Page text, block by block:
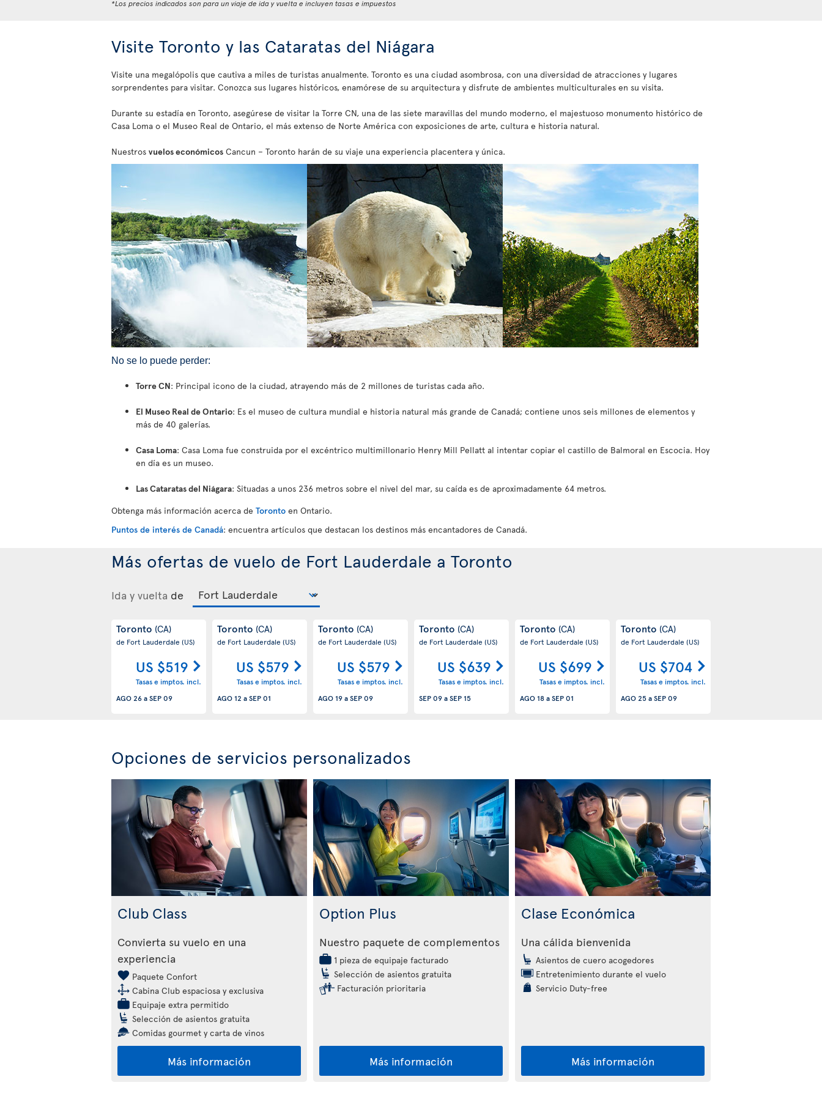
*Los precios indicados son para un viaje de ida y vuelta e incluyen tasas e impuestos
Visite Toronto y las Cataratas del Niágara
Visite una megalópolis que cautiva a miles de turistas anualmente. Toronto es una ciudad asombrosa, con una diversidad de atracciones y lugares
sorprendentes para visitar. Conozca sus lugares históricos, enamórese de su arquitectura y disfrute de ambientes multiculturales en su visita.
Durante su estadía en Toronto, asegúrese de visitar la Torre CN, una de las siete maravillas del mundo moderno, el majestuoso monumento histórico de
Casa Loma o el Museo Real de Ontario, el más extenso de Norte América con exposiciones de arte, cultura e historia natural.
Nuestros vuelos económicos Cancun – Toronto harán de su viaje una experiencia placentera y única.
No se lo puede perder:
Torre CN: Principal icono de la ciudad, atrayendo más de 2 millones de turistas cada año.
El Museo Real de Ontario: Es el museo de cultura mundial e historia natural más grande de Canadá; contiene unos seis millones de elementos y
más de 40 galerías.
Casa Loma: Casa Loma fue construida por el excéntrico multimillonario Henry Mill Pellatt al intentar copiar el castillo de Balmoral en Escocia. Hoy
en día es un museo.
Las Cataratas del Niágara: Situadas a unos 236 metros sobre el nivel del mar, su caída es de aproximadamente 64 metros.
Obtenga más información acerca de Toronto en Ontario.
Puntos de interés de Canadá: encuentra artículos que destacan los destinos más encantadores de Canadá.
Más ofertas de vuelo de Fort Lauderdale a Toronto
Ida y vuelta de
Toronto (CA)
de Fort Lauderdale (US)
US $519
Tasas e imptos. incl.
AGO 26aSEP 09
Toronto (CA)
de Fort Lauderdale (US)
US $579
Tasas e imptos. incl.
AGO 12 aSEP 01
Toronto (CA)
de Fort Lauderdale (US)
US $579
Tasas e imptos. incl.
AGO 19aSEP 09
Toronto (CA)
de Fort Lauderdale (US)
US $639
Tasas e imptos. incl.
SEP 09aSEP 15
Toronto (CA)
de Fort Lauderdale (US)
US $699
Tasas e imptos. incl.
AGO 18aSEP 01
Toronto (CA)
de Fort Lauderdale (US)
US $704
Tasas e imptos. incl.
AGO 25aSEP 09
Opciones de servicios personalizados
Club Class
Convierta su vuelo en una
experiencia
Paquete Confort
Cabina Club espaciosa y exclusiva
Equipaje extra permitido
Selección de asientos gratuita
Comidas gourmet y carta de vinos
Más información
Option Plus
Nuestro paquete de complementos
1 pieza de equipaje facturado
Selección de asientos gratuita
Facturación prioritaria
Más información
Clase Económica
Una cálida bienvenida
Asientos de cuero acogedores
Entretenimiento durante el vuelo
Servicio Duty-free
Más información